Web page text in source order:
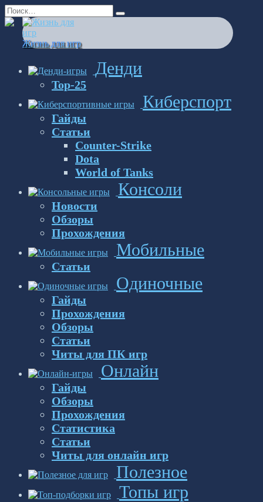
Перейти
к
содержанию
Search
for:
Жизнь для игр
Денди
Top-25
Киберспорт
Гайды
Статьи
Counter-Strike
Dota
World of Tanks
Консоли
Новости
Обзоры
Прохождения
Мобильные
Статьи
Одиночные
Гайды
Прохождения
Обзоры
Статьи
Читы для ПК игр
Онлайн
Гайды
Обзоры
Прохождения
Статистика
Статьи
Читы для онлайн игр
Полезное
Топы игр